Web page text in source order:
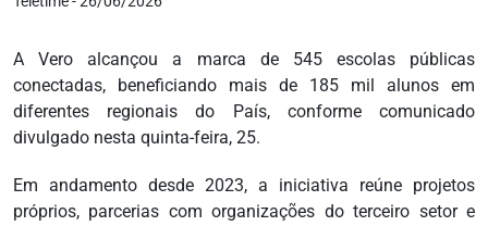
A Vero alcançou a marca de 545 escolas públicas
conectadas, beneficiando mais de 185 mil alunos em
diferentes regionais do País, conforme comunicado
divulgado nesta quinta-feira, 25.
Em andamento desde 2023, a iniciativa reúne projetos
próprios, parcerias com organizações do terceiro setor e